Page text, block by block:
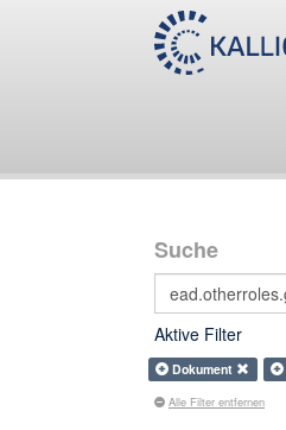
Suche
Aktive Filter
Dokument
Alle Filter entfernen